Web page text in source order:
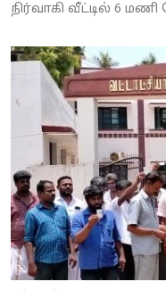
நிர்வாகி வீட்டில் 6 மணி